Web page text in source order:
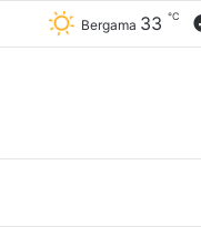
Bergama 33 ℃